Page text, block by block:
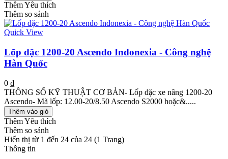
Thêm Yêu thích
Thêm so sánh
Quick View
Lốp đặc 1200-20 Ascendo Indonexia - Công nghệ
Hàn Quốc
0 ₫
THÔNG SỐ KỸ THUẬT CƠ BẢN- Lốp đặc xe nâng 1200-20
Ascendo- Mã lốp: 12.00-20/8.50 Ascendo S2000 hoặc&.....
Thêm vào giỏ
Thêm Yêu thích
Thêm so sánh
Hiển thị từ 1 đến 24 của 24 (1 Trang)
Thông tin